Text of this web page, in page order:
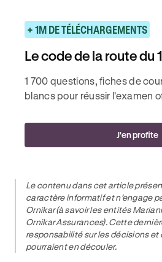
+ 1M DE TÉLÉCHARGEMENTS
Le code de la route du
1 700 questions, fiches de
blancs pour réussir l'examen
J'en profite
Le contenu dans cet article
caractère informatif et n’engage
Ornikar (à savoir les entités
Ornikar Assurances). Cette
responsabilité sur les décisions
pourraient en découler.